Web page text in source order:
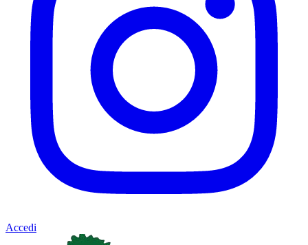
Accedi